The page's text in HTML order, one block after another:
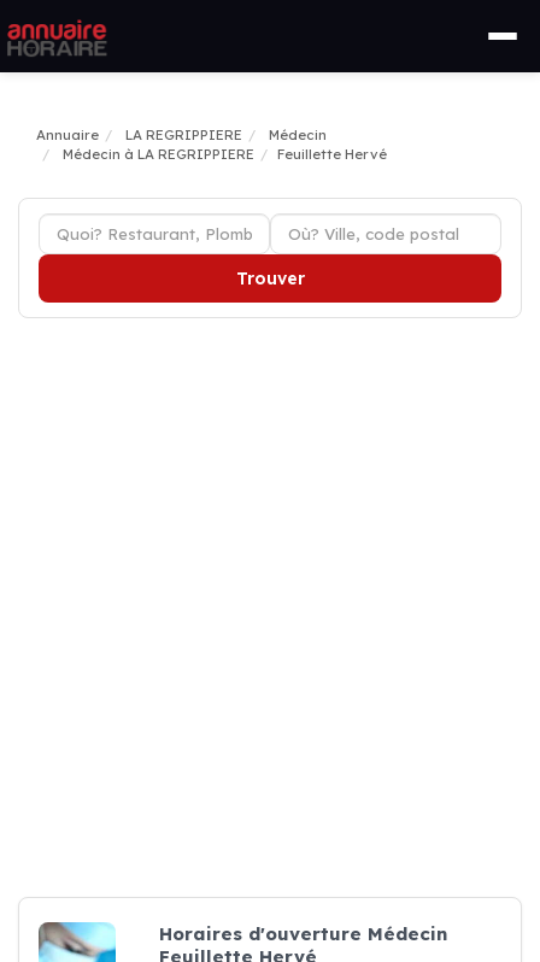
Annuaire LA REGRIPPIERE
Médecin
Médecin à LA REGRIPPIERE
Feuillette Hervé
Trouver
Horaires d'ouverture Médecin
Feuillette Hervé